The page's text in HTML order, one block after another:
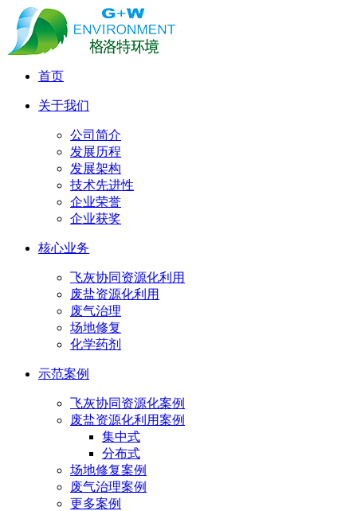
首页
关于我们
公司简介
发展历程
发展架构
技术先进性
企业荣誉
企业获奖
核心业务
飞灰协同资源化利用
废盐资源化利用
废气治理
场地修复
化学药剂
示范案例
飞灰协同资源化案例
废盐资源化利用案例
集中式
分布式
场地修复案例
废气治理案例
更多案例